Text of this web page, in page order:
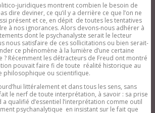
juridiques montrent combien le besoin de
dire deviner, ce qu’il y a derrière ce que l’on ne
présent et ce, en dépit de toutes les tentatives
à nos ignorances. Alors devons-nous adhérer à
dont le psychanalyste serait le lecteur
nous satisfaire de ces sollicitations ou bien serait-
ce phénomène à la lumière d’une certaine
? Récemment les détracteurs de Freud ont montré
pouvait faire fi de toute réalité historique au
philosophique ou scientifique.
littéralement et dans tous les sens, sans
le nerf de toute interprétation, à savoir : sa prise
qualifié d’essentiel l’interprétation comme outil
psychanalytique en insistant sur le fait que